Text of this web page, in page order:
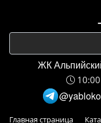
ЖК
10:00
Главная страница